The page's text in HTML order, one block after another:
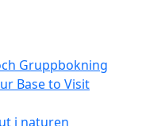
Gruppbokning
Base to Visit
i naturen